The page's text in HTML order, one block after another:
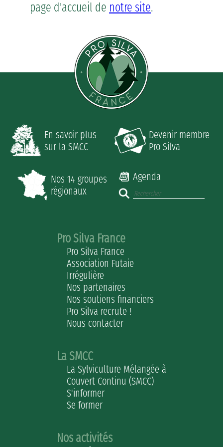
page d'accueil de notre site.
En savoir plus
sur la SMCC
Devenir membre
Pro Silva
Nos 14 groupes
régionaux
Agenda
Pro Silva France
Pro Silva France
Association Futaie
Irrégulière
Nos partenaires
Nos soutiens financiers
Pro Silva recrute !
Nous contacter
La SMCC
La Sylviculture Mélangée à
Couvert Continu (SMCC)
S'informer
Se former
Nos activités